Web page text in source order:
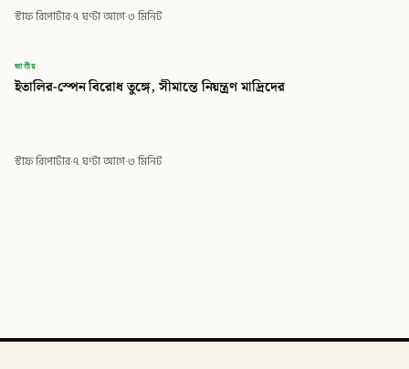
স্টাফ রিপোর্টার·৭ ঘণ্টা আগে·৩ মিনিট
বিডি
বিডি গ্লোবাল টাইমস
জাতীয়
ইতালির-স্পেন বিরোধ তুঙ্গে, সীমান্তে নিয়ন্ত্রণ মাদ্রিদের
স্টাফ রিপোর্টার·৭ ঘণ্টা আগে·৩ মিনিট